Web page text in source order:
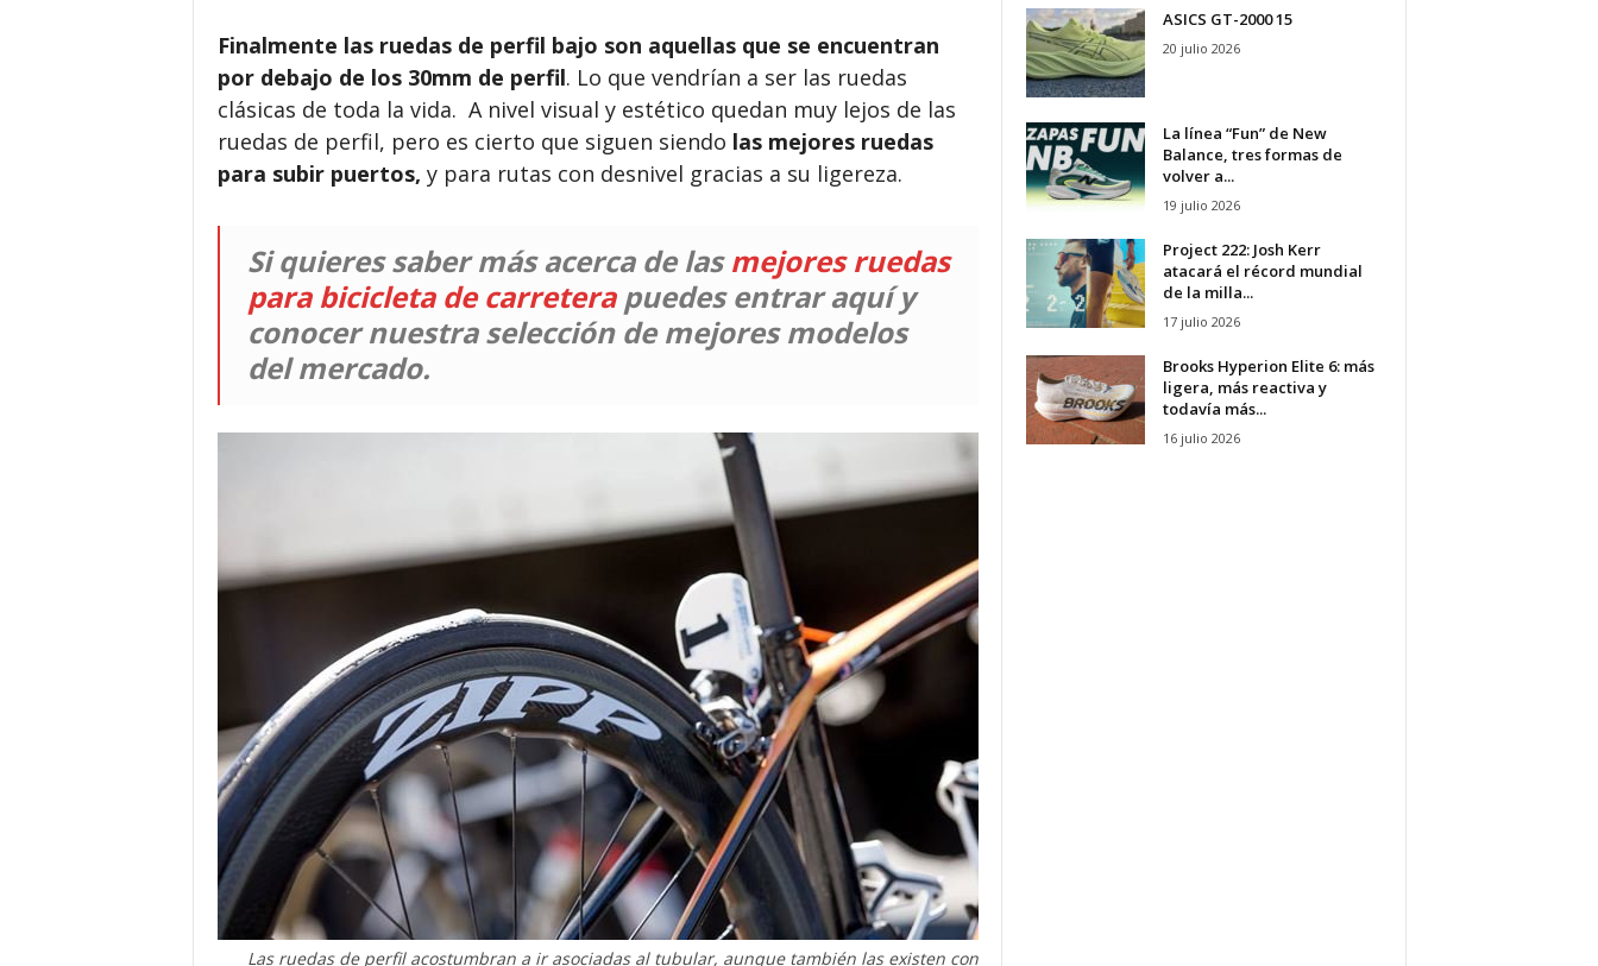
Finalmente las ruedas de perfil bajo son aquellas que se encuentran
por debajo de los 30mm de perfil. Lo que vendrían a ser las ruedas
clásicas de toda la vida. A nivel visual y estético quedan muy lejos de las
ruedas de perfil, pero es cierto que siguen siendo las mejores ruedas
para subir puertos, y para rutas con desnivel gracias a su ligereza.
Si quieres saber más acerca delasmejores ruedas
para bicicleta de carreterapuedes entrar aquí y
conocer nuestra selección de mejores modelos
del mercado.
Las ruedas de perfil acostumbran a ir asociadas al tubular, aunque también las existen con
ASICS GT-2000 15
20 julio 2026
La línea “Fun” de New
Balance, tres formas de
volver a...
19 julio 2026
Project 222: Josh Kerr
atacará el récord mundial
de la milla...
17 julio 2026
Brooks Hyperion Elite 6: más
ligera, más reactiva y
todavía más...
16 julio 2026